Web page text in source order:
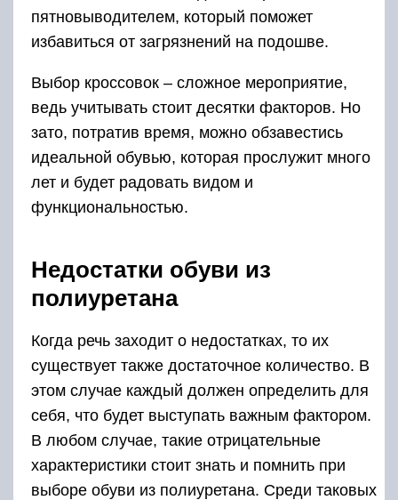
пятновыводителем, который поможет
избавиться от загрязнений на подошве.
Выбор кроссовок – сложное мероприятие,
ведь учитывать стоит десятки факторов. Но
зато, потратив время, можно обзавестись
идеальной обувью, которая прослужит много
лет и будет радовать видом и
функциональностью.
Недостатки обуви из
полиуретана
Когда речь заходит о недостатках, то их
существует также достаточное количество. В
этом случае каждый должен определить для
себя, что будет выступать важным фактором.
В любом случае, такие отрицательные
характеристики стоит знать и помнить при
выборе обуви из полиуретана. Среди таковых